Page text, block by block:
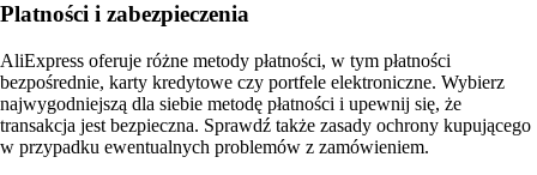
Platności i zabezpieczenia
AliExpress oferuje różne metody płatności, w tym płatności
bezpośrednie, karty kredytowe czy portfele elektroniczne. Wybierz
najwygodniejszą dla siebie metodę płatności i upewnij się, że
transakcja jest bezpieczna. Sprawdź także zasady ochrony kupującego
w przypadku ewentualnych problemów z zamówieniem.